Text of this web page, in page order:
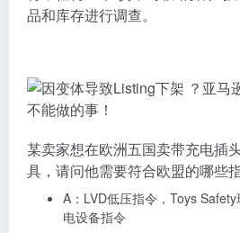
品和库存进行调查。
某卖家想在欧洲五国卖带充电插
具，请问他需要符合欧盟的哪些
A：LVD低压指令，Toys
电设备指令